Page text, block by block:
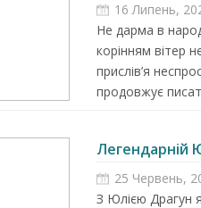
16 Липень,
Не дарма в
корінням вітер
прислів’я
продовжує
Легендарній
25 Червень,
З Юлією Драгун
на роботу в